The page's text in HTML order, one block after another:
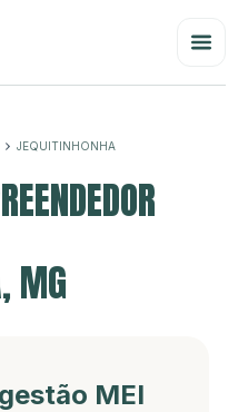
JEQUITINHONHA
MG
MEI